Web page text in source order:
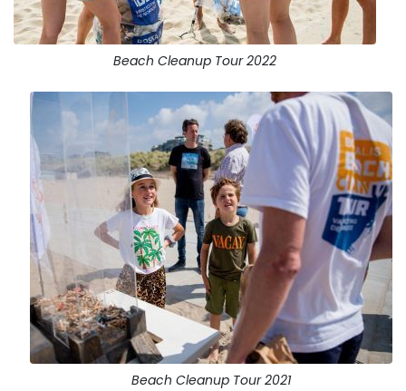
Beach Cleanup Tour 2022
Beach Cleanup Tour 2021